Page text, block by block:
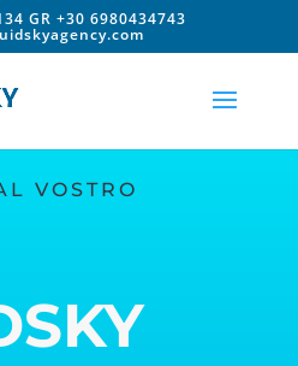
GR +30 6980434743
VOSTRO